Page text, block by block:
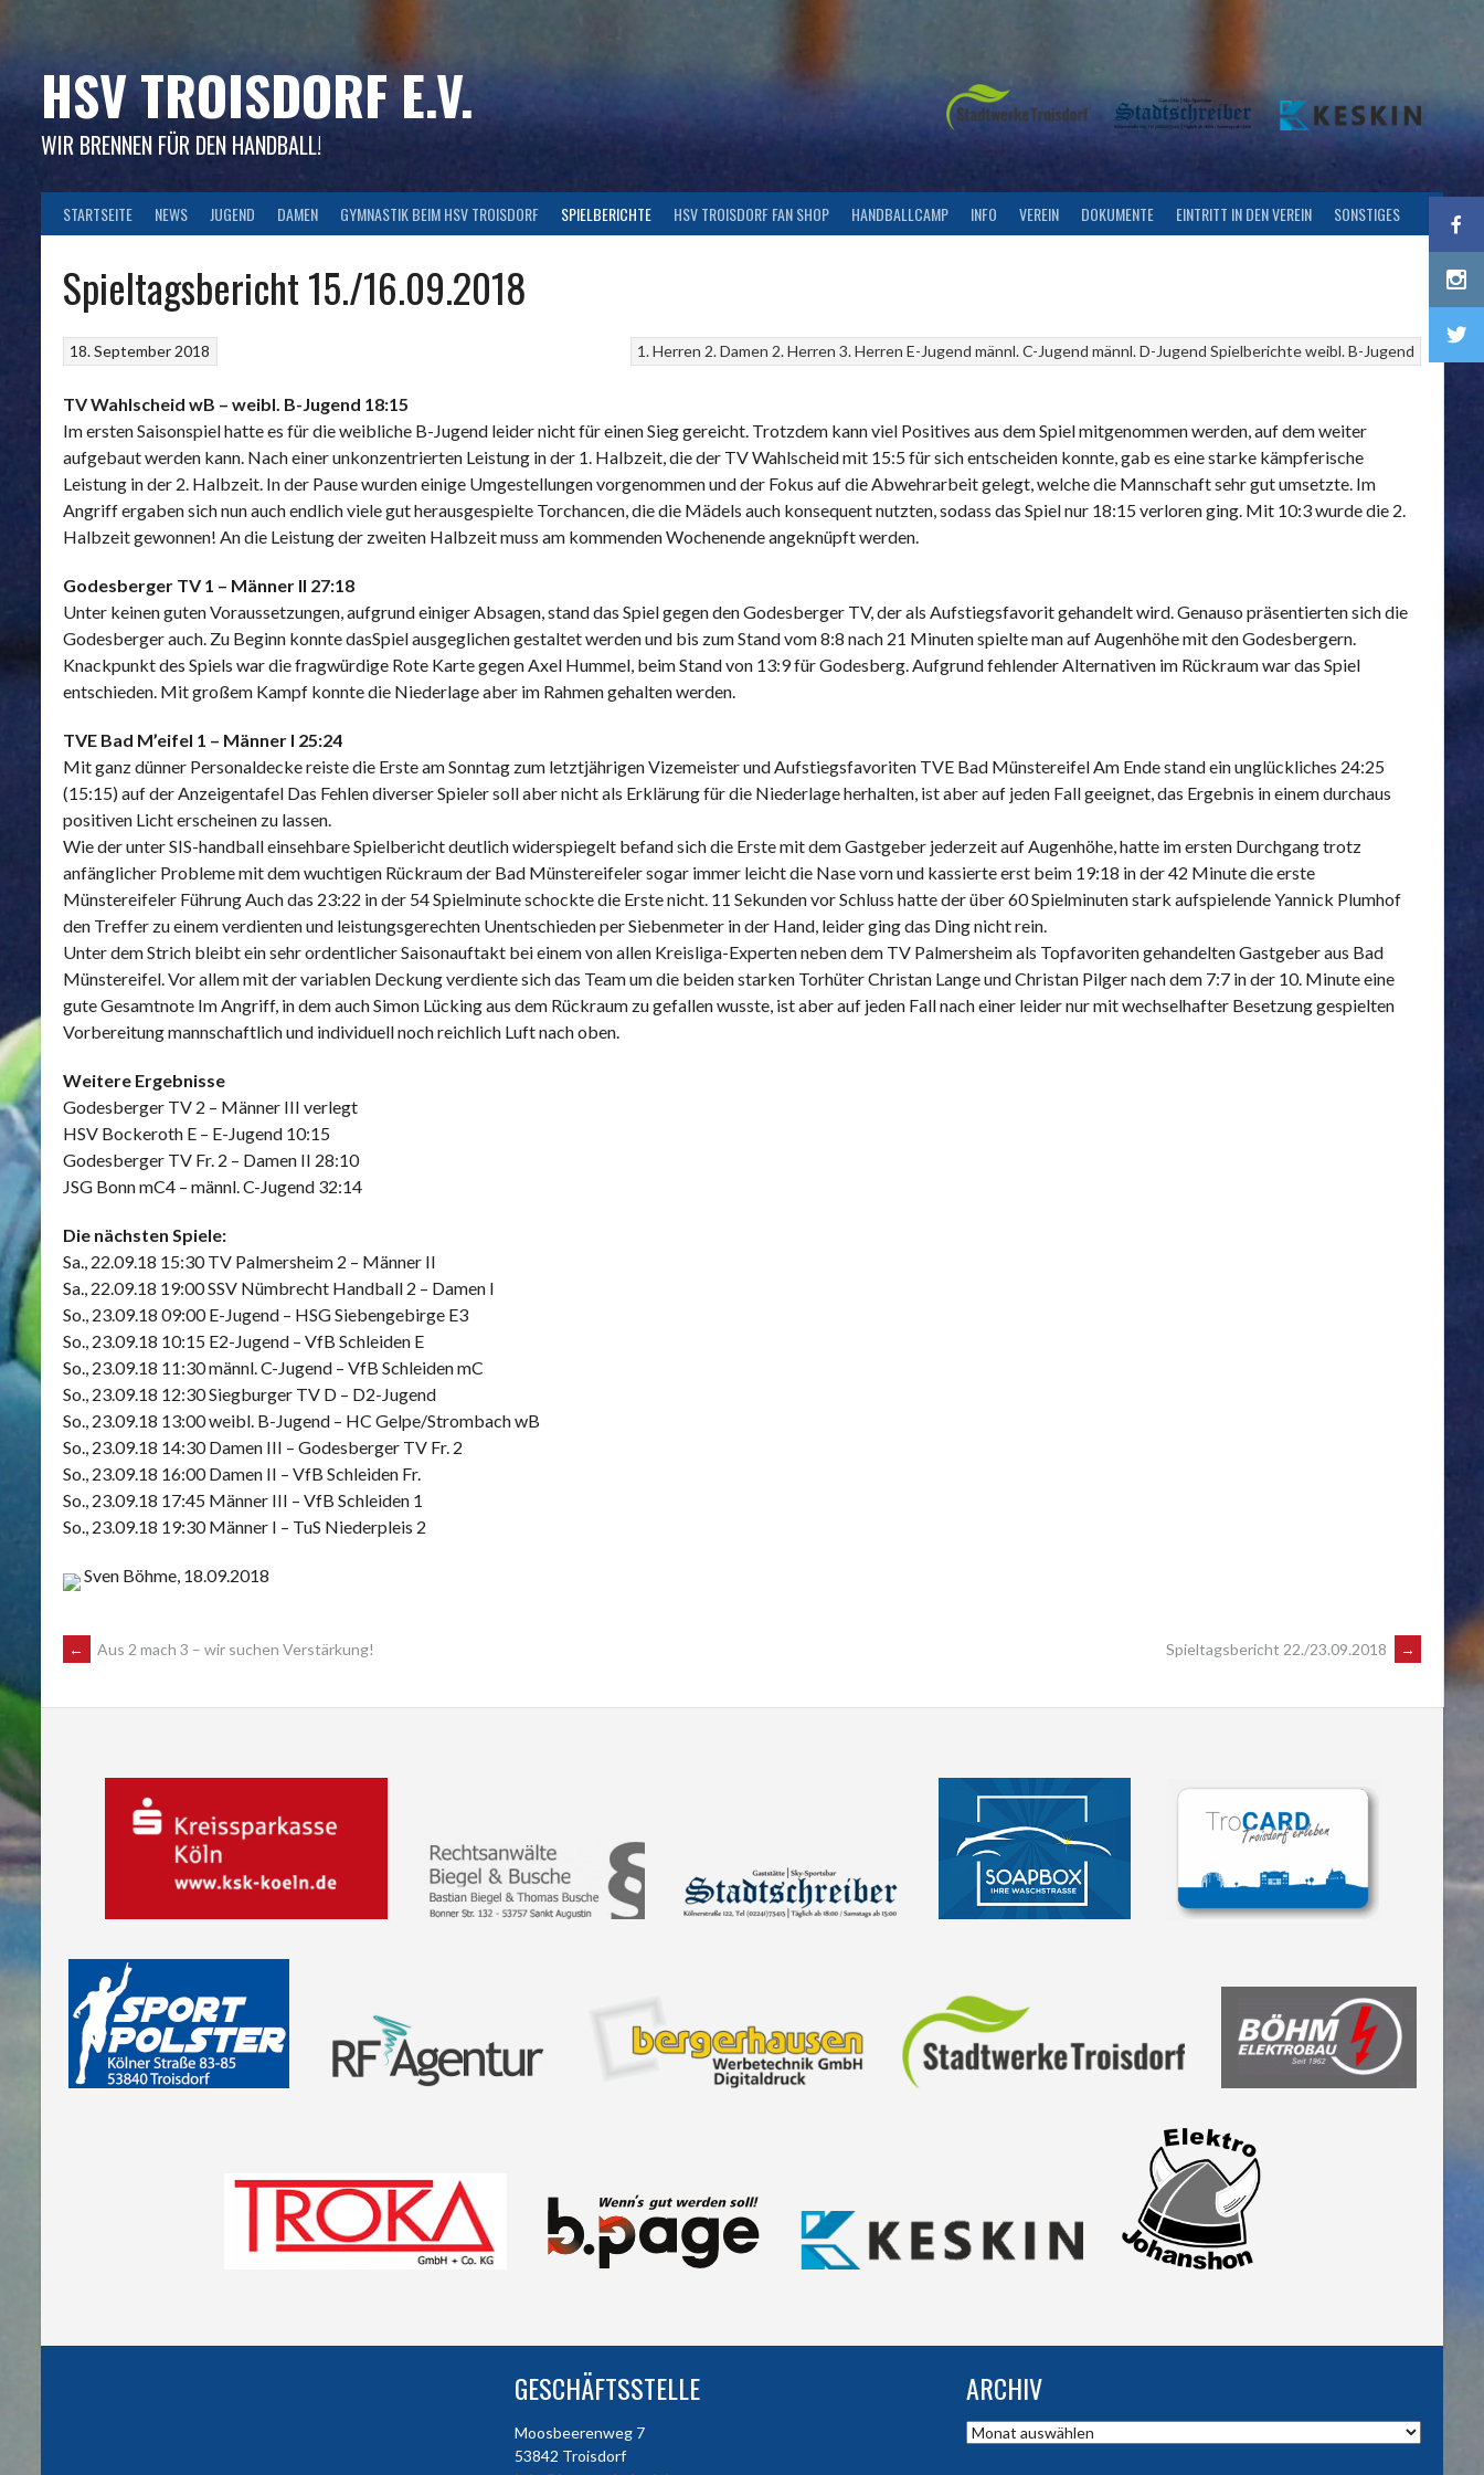
HSV TROISDORF E.V.
WIR BRENNEN FÜR DEN HANDBALL!
STARTSEITE NEWS JUGEND DAMEN GYMNASTIK BEIM HSV TROISDORF SPIELBERICHTE HSV TROISDORF FAN SHOP HANDBALLCAMP INFO VEREIN DOKUMENTE EINTRITT IN DEN VEREIN SONSTIGES
Spieltagsbericht 15./16.09.2018
1. Herren 2. Damen 2. Herren 3. Herren E-Jugend männl. C-Jugend männl. D-Jugend Spielberichteweibl. B-Jugend
18. September 2018
TV Wahlscheid wB – weibl. B-Jugend 18:15
Im ersten Saisonspiel hatte es für die weibliche B-Jugend leider nicht für einen Sieg gereicht. Trotzdem kann viel Positives aus dem Spiel mitgenommen werden, auf dem weiter
aufgebaut werden kann. Nach einer unkonzentrierten Leistung in der 1. Halbzeit, die der TV Wahlscheid mit 15:5 für sich entscheiden konnte, gab es eine starke kämpferische
Leistung in der 2. Halbzeit. In der Pause wurden einige Umgestellungen vorgenommen und der Fokus auf die Abwehrarbeit gelegt, welche die Mannschaft sehr gut umsetzte. Im
Angriff ergaben sich nun auch endlich viele gut herausgespielte Torchancen, die die Mädels auch konsequent nutzten, sodass das Spiel nur 18:15 verloren ging. Mit 10:3 wurde die 2.
Halbzeit gewonnen! An die Leistung der zweiten Halbzeit muss am kommenden Wochenende angeknüpft werden.
Godesberger TV 1 – Männer II 27:18
Unter keinen guten Voraussetzungen, aufgrund einiger Absagen, stand das Spiel gegen den Godesberger TV, der als Aufstiegsfavorit gehandelt wird. Genauso präsentierten sich die
Godesberger auch. Zu Beginn konnte dasSpiel ausgeglichen gestaltet werden und bis zum Stand vom 8:8 nach 21 Minuten spielte man auf Augenhöhe mit den Godesbergern.
Knackpunkt des Spiels war die fragwürdige Rote Karte gegen Axel Hummel, beim Stand von 13:9 für Godesberg. Aufgrund fehlender Alternativen im Rückraum war das Spiel
entschieden. Mit großem Kampf konnte die Niederlage aber im Rahmen gehalten werden.
TVE Bad M’eifel 1 – Männer I 25:24
Mit ganz dünner Personaldecke reiste die Erste am Sonntag zum letztjährigen Vizemeister und Aufstiegsfavoriten TVE Bad Münstereifel Am Ende stand ein unglückliches 24:25
(15:15) auf der Anzeigentafel Das Fehlen diverser Spieler soll aber nicht als Erklärung für die Niederlage herhalten, ist aber auf jeden Fall geeignet, das Ergebnis in einem durchaus
positiven Licht erscheinen zu lassen.
Wie der unter SIS-handball einsehbare Spielbericht deutlich widerspiegelt befand sich die Erste mit dem Gastgeber jederzeit auf Augenhöhe, hatte im ersten Durchgang trotz
anfänglicher Probleme mit dem wuchtigen Rückraum der Bad Münstereifeler sogar immer leicht die Nase vorn und kassierte erst beim 19:18 in der 42 Minute die erste
Münstereifeler Führung Auch das 23:22 in der 54 Spielminute schockte die Erste nicht. 11 Sekunden vor Schluss hatte der über 60 Spielminuten stark aufspielende Yannick Plumhof
den Treffer zu einem verdienten und leistungsgerechten Unentschieden per Siebenmeter in der Hand, leider ging das Ding nicht rein.
Unter dem Strich bleibt ein sehr ordentlicher Saisonauftakt bei einem von allen Kreisliga-Experten neben dem TV Palmersheim als Topfavoriten gehandelten Gastgeber aus Bad
Münstereifel. Vor allem mit der variablen Deckung verdiente sich das Team um die beiden starken Torhüter Christan Lange und Christan Pilger nach dem 7:7 in der 10. Minute eine
gute Gesamtnote Im Angriff, in dem auch Simon Lücking aus dem Rückraum zu gefallen wusste, ist aber auf jeden Fall nach einer leider nur mit wechselhafter Besetzung gespielten
Vorbereitung mannschaftlich und individuell noch reichlich Luft nach oben.
Weitere Ergebnisse
Godesberger TV 2 – Männer III verlegt
HSV Bockeroth E – E-Jugend 10:15
Godesberger TV Fr. 2 – Damen II 28:10
JSG Bonn mC4 – männl. C-Jugend 32:14
Die nächsten Spiele:
Sa., 22.09.18 15:30 TV Palmersheim 2 – Männer II
Sa., 22.09.18 19:00 SSV Nümbrecht Handball 2 – Damen I
So., 23.09.18 09:00 E-Jugend – HSG Siebengebirge E3
So., 23.09.18 10:15 E2-Jugend – VfB Schleiden E
So., 23.09.18 11:30 männl. C-Jugend – VfB Schleiden mC
So., 23.09.18 12:30 Siegburger TV D – D2-Jugend
So., 23.09.18 13:00 weibl. B-Jugend – HC Gelpe/Strombach wB
So., 23.09.18 14:30 Damen III – Godesberger TV Fr. 2
So., 23.09.18 16:00 Damen II – VfB Schleiden Fr.
So., 23.09.18 17:45 Männer III – VfB Schleiden 1
So., 23.09.18 19:30 Männer I – TuS Niederpleis 2
Sven Böhme, 18.09.2018
POST
NAVIGATION
← Aus 2 mach 3 – wir suchen Verstärkung! Spieltagsbericht 22./23.09.2018 →
GESCHÄFTSSTELLE
Moosbeerenweg 7
53842 Troisdorf
ARCHIV
Archiv